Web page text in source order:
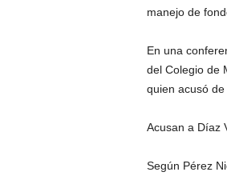
manejo de
En una
del Colegio de
quien acusó
Acusan a Díaz
Según Pérez